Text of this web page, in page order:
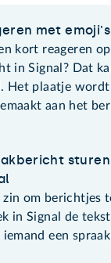
met
kort reageren
in Signal? Dat
Het plaatje wordt
aan het
zin om berichtjes
in Signal de
een